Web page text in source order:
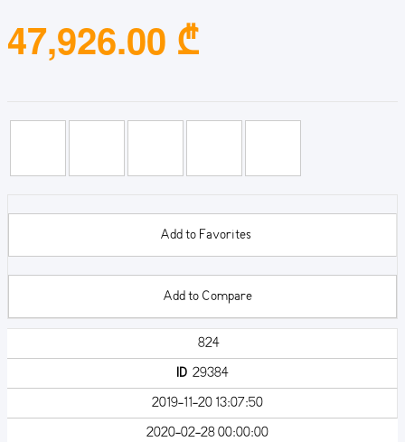
47,926.00 ₾
Add to Favorites
Add to Compare
824
ID29384
2019-11-20 13:07:50
2020-02-28 00:00:00